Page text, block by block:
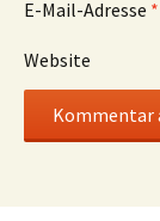
E-Mail-Adresse *
Website